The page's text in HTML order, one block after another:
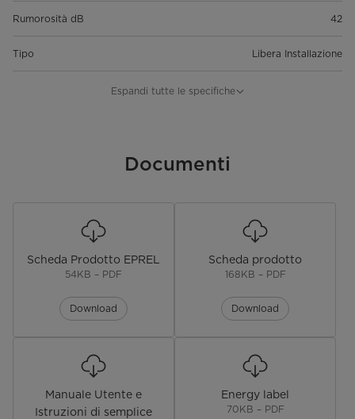
Rumorosità dB 42
Tipo Libera Installazione
Pannello Nero + Verniciato
Dual-Zone Wash
Dimensioni
Dimensioni Prodotto (Lx P x A)
598 x 550 x 845
Dimensioni Imballo (Lx P x A)
645 x 645 x 890
Caratteristiche tecniche
Espandi tutte le specifiche
Documenti
Scheda Prodotto EPREL
54KB – PDF
Download
Scheda prodotto
168KB – PDF
Download
Manuale Utente e
Istruzioni di semplice
Energy label
70KB – PDF